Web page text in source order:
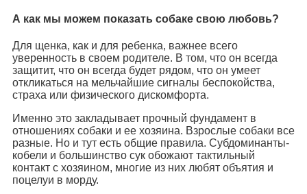
А как мы можем показать собаке свою любовь?
Для щенка, как и для ребенка, важнее всего
уверенность в своем родителе. В том, что он всегда
защитит, что он всегда будет рядом, что он умеет
откликаться на мельчайшие сигналы беспокойства,
страха или физического дискомфорта.
Именно это закладывает прочный фундамент в
отношениях собаки и ее хозяина. Взрослые собаки все
разные. Но и тут есть общие правила. Субдоминанты-
кобели и большинство сук обожают тактильный
контакт с хозяином, многие из них любят объятия и
поцелуи в морду.